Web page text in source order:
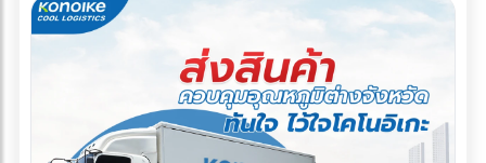
ให้ละอองฟุ้งกระจาย และเคลือบออกมาได้อย่างดีเยี่ยม - หัวฉีด
ทำความสะอาดภายใน Tank หัวฉีดล้างถังสำหรับทุกขนาด ลด
แรงงานคน มีทั้งแบบ Low pressure แล: High pressure และ
หมุนได้ทั้งแบบ 180 และ 360 องศา สามารถใช้ในโรงานอาหาร
เครื่องดื่ม โรงงานกระดาษ หรือโรงงานสารเคมี และพวกถังผสม
แหล่งท่องเที่ยวที่น่าสนใจ สินค้าพื้นเมือง สิ่งที่โดดเด่นของตลาด
น้ำดำเนินสะดวกคือสินค้าพื้นเมืองนานาชนิด ทั้งอาหารท้องถิ่น
ผลไม้สด ผักสด พืชผักปลอดสารพิษ ผลิตภัณฑ์หัตถกรรมพื้น
บ้าน รวมถึงของที่ระลึกต่างๆ ล้วนมีขายให้นักท่องเที่ยวได้เลือก
ซื้อเป็นของฝากอย่างครบครัน บรรยากาศริมน้ำ สิ่งที่ทำให้ตลาด
น้ำดำเนินสะดวกมีเอกลักษณ์โดดเด่นคือบรรยากาศริมน้ำตามแนว